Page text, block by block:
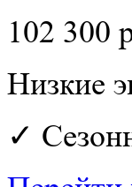
102 300
Низкие
✓